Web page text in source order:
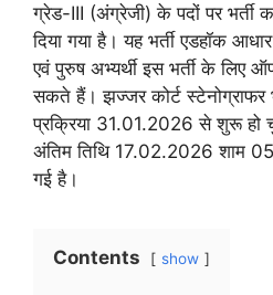
ग्रेड-III (अंग्रेजी) के पदों पर भर्ती
दिया गया है। यह भर्ती एडहॉक
एवं पुरुष अभ्यर्थी इस भर्ती के लिए
सकते हैं। झज्जर कोर्ट
प्रक्रिया 31.01.2026 से शुरू
अंतिम तिथि 17.02.2026 शाम
गई है।
Contents show